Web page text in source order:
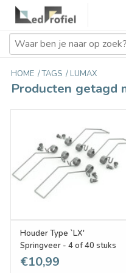
HOME /TAGS / LUMAX
Producten getagd
Houder Type `LX'
Springveer - 4 of 40 stuks
€10,99